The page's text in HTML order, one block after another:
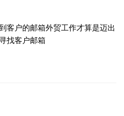
客户的邮箱外贸工作才算是迈出
找客户邮箱